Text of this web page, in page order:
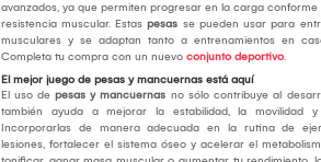
avanzados, ya que permiten progresar en la carga
resistencia muscular. Estaspesas se pueden usar para
musculares y se adaptan tanto a entrenamientos en
Completa tu compra con un nuevoconjunto deportivo.
El mejor juego de pesas y mancuernas está aquí
El uso depesas y mancuernas no sólo contribuye al
también ayuda a mejorar la estabilidad, la movilidad
Incorporarlas de manera adecuada en la rutina de
lesiones, fortalecer el sistema óseo y acelerar el